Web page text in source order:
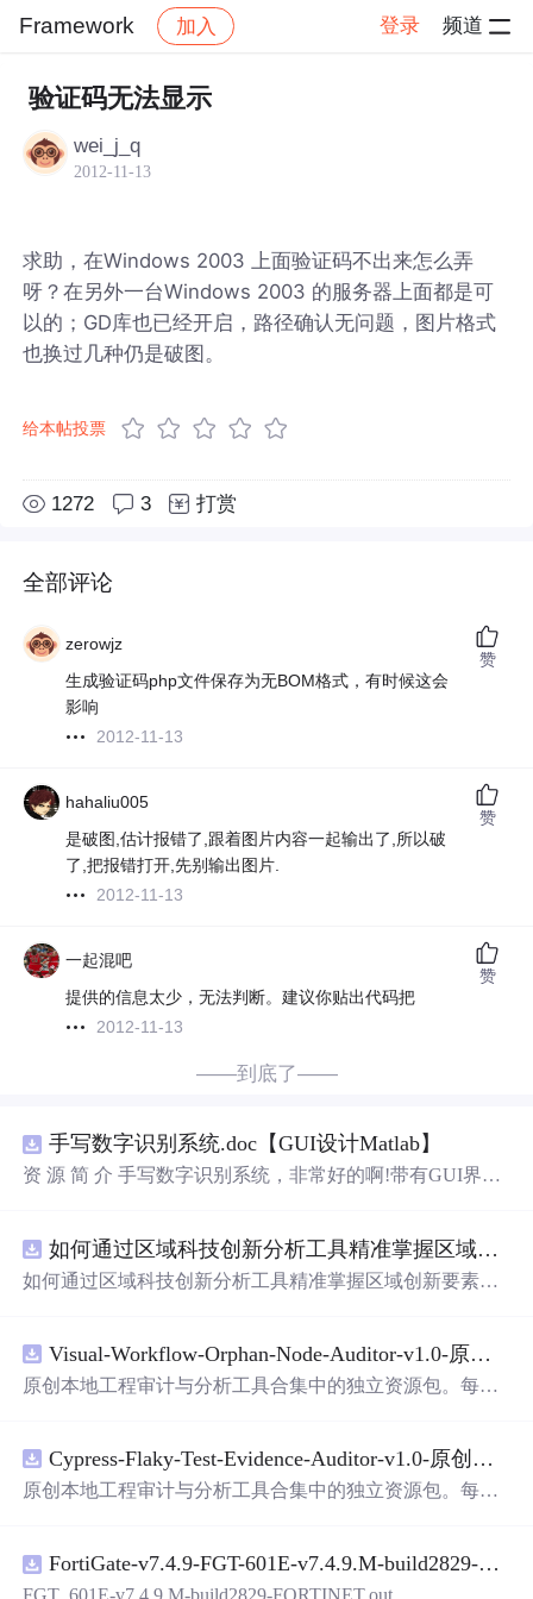
Framework 加入 登录 频道
社区 Framework
验证码无法显示
wei_j_q
2012-11-13
求助，在Windows 2003 上面验证码不出来怎么弄
呀？在另外一台Windows 2003 的服务器上面都是可
以的；GD库也已经开启，路径确认无问题，图片格式
也换过几种仍是破图。
给本帖投票
1272 3 打赏
全部评论
zerowjz
生成验证码php文件保存为无BOM格式，有时候这会
影响
2012-11-13
赞
hahaliu005
是破图,估计报错了,跟着图片内容一起输出了,所以破
了,把报错打开,先别输出图片.
2012-11-13
赞
一起混吧
提供的信息太少，无法判断。建议你贴出代码把
2012-11-13
赞
——到底了——
手写数字识别系统.doc【GUI设计Matlab】
资 源 简 介 手写数字识别系统，非常好的啊!带有GUI界
带有直观的图形用户界面（GUI），非常容易使用。你只
需要将手写数字输入系统，它将立即给出准确的识别结
是一个非常方便和实用的工具，你一定会喜欢它的！
如何通过区域科技创新分析工具精准掌握区域创新要素分布与产业链融合现状？.docx
如何通过区域科技创新分析工具精准掌握区域创新要素分
Visual-Workflow-Orphan-Node-Auditor-v1.0-原创源码与文档.zip
原创本地工程审计与分析工具合集中的独立资源包。每个
README、运行说明、功能清单、MIT License及原创与授
权声明。解压后进入project目录，执行npm test验证算法，
目源码、Logo、官方截图、论文、生产日志或其他受限素
材。适合前端开发、AI应用工程、测试审计和课程实践。
Cypress-Flaky-Test-Evidence-Auditor-v1.0-原创源码与文档.zip
原创本地工程审计与分析工具合集中的独立资源包。每个
README、运行说明、功能清单、MIT License及原创与授
权声明。解压后进入project目录，执行npm test验证算法，
FortiGate-v7.4.9-FGT-601E-v7.4.9.M-build2829-FORTINET.out